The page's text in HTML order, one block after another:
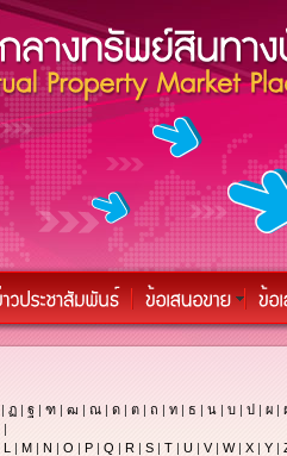
| ฏ | ฐ | ฑ | ฒ | ณ | ด | ต | ถ | ท | ธ | น | บ | ป | ผ |
|
L | M | N | O | P | Q | R | S | T | U | V| W| X | Y |